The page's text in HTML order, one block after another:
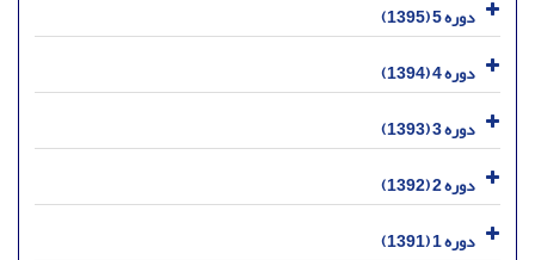
دوره 5 (1395)
دوره 4 (1394)
دوره 3 (1393)
دوره 2 (1392)
دوره 1 (1391)